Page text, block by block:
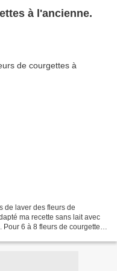
à l'ancienne.
de laver des fleurs de
ma recette sans lait avec
6 à 8 fleurs de courgettes,